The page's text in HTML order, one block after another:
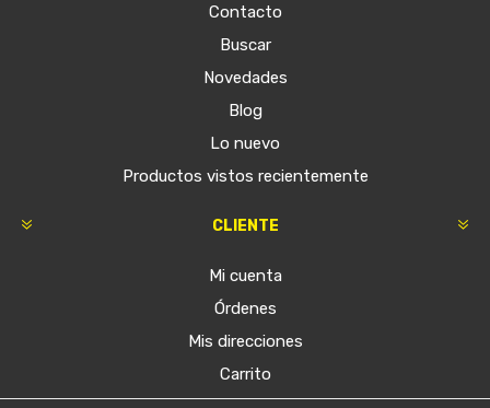
Contacto
Buscar
Novedades
Blog
Lo nuevo
Productos vistos recientemente
CLIENTE
Mi cuenta
Órdenes
Mis direcciones
Carrito